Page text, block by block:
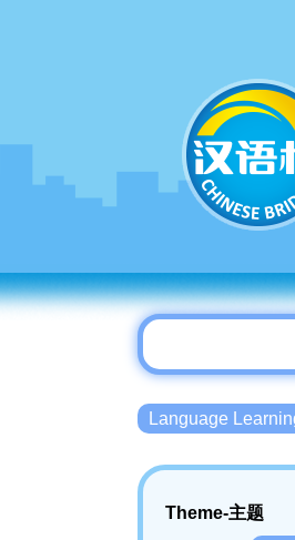
Language
Theme-主题